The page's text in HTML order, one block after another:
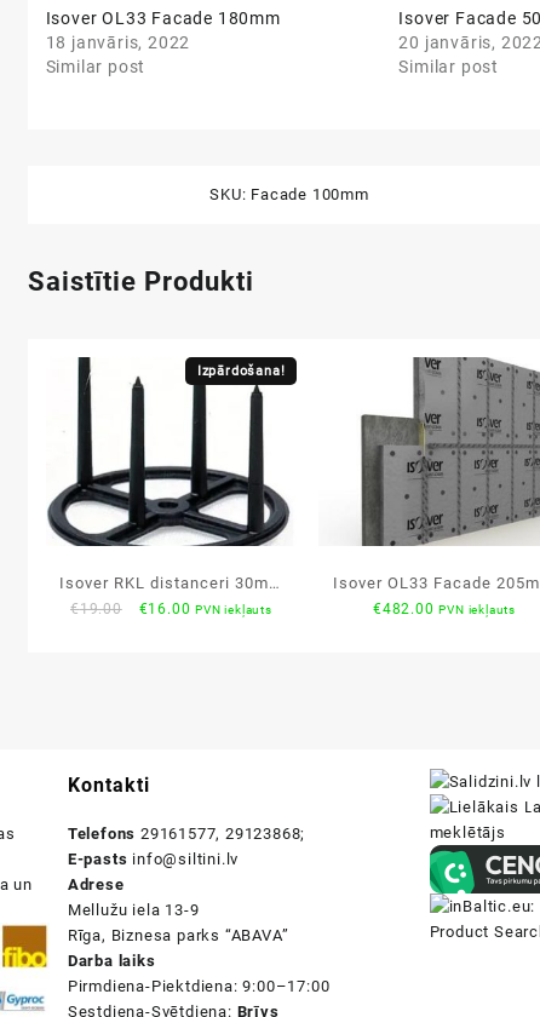
Isover OL33 Facade 180mm
18 janvāris, 2022
Similar post
Isover Facade
20 janvāris, 2022
Similar post
SKU: Facade 100mm
Saistītie Produkti
Izpārdošana!
Isover RKL distanceri 30mm
25gb
€19.00
Original
€16.00 Current
PVN iekļauts
Isover OL33 Facade
€482.00 PVN iekļauts
un
Kontakti
Telefons 29161577, 29123868;
E-pasts info@siltini.lv
Adrese
Mellužu iela 13-9
Rīga, Biznesa parks “ABAVA”
Darba laiks
Pirmdiena-Piektdiena: 9:00–17:00
Sestdiena-Svētdiena: Brīvs